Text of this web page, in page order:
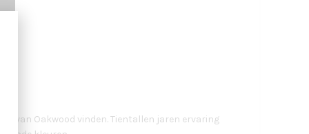
van Oakwood vinden. Tientallen jaren ervaring